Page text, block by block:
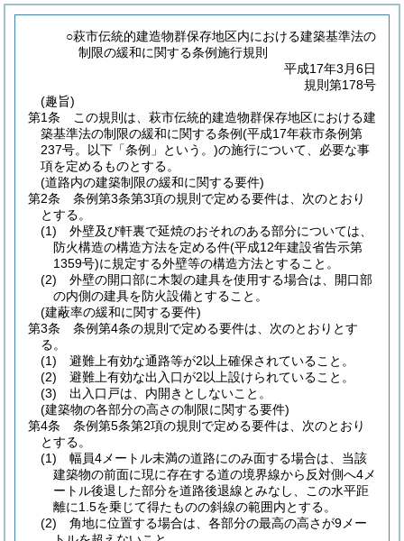
○萩市伝統的建造物群保存地区内における建築基準法の
制限の緩和に関する条例施行規則
平成17年3月6日
規則第178号
(趣旨)
第1条
この規則は、萩市伝統的建造物群保存地区における建
築基準法の制限の緩和に関する条例(平成17年萩市条例第
237号。以下「条例」という。)の施行について、必要な事
項を定めるものとする。
(道路内の建築制限の緩和に関する要件)
第2条
条例第3条第3項の規則で定める要件は、次のとおり
とする。
(1)
外壁及び軒裏で延焼のおそれのある部分については、
防火構造の構造方法を定める件(平成12年建設省告示第
1359号)に規定する外壁等の構造方法とすること。
(2)
外壁の開口部に木製の建具を使用する場合は、開口部
の内側の建具を防火設備とすること。
(建蔽率の緩和に関する要件)
第3条
条例第4条の規則で定める要件は、次のとおりとす
る。
(1)
避難上有効な通路等が2以上確保されていること。
(2)
避難上有効な出入口が2以上設けられていること。
(3)
出入口戸は、内開きとしないこと。
(建築物の各部分の高さの制限に関する要件)
第4条
条例第5条第2項の規則で定める要件は、次のとおり
とする。
(1)
幅員4メートル未満の道路にのみ面する場合は、当該
建築物の前面に現に存在する道の境界線から反対側へ4メ
ートル後退した部分を道路後退線とみなし、この水平距
離に1.5を乗じて得たものの斜線の範囲内とする。
(2)
角地に位置する場合は、各部分の最高の高さが9メー